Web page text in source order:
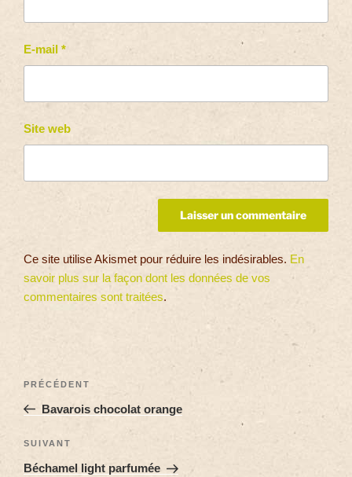
E-mail *
Site web
Ce site utilise Akismet pour réduire les indésirables. En
savoir plus sur la façon dont les données de vos
commentaires sont traitées.
PRÉCÉDENT
Bavarois chocolat orange
SUIVANT
Béchamel light parfumée